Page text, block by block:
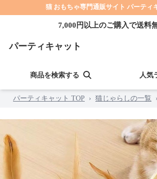
猫 おもちゃ専門通販サイト パーティ
7,000円以上のご購入で送料
パーティキャット
商品を検索する 人気
パーティキャット TOP › 猫じゃらしの一覧 ›